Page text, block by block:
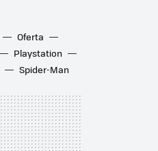
Oferta
Playstation
Spider-Man